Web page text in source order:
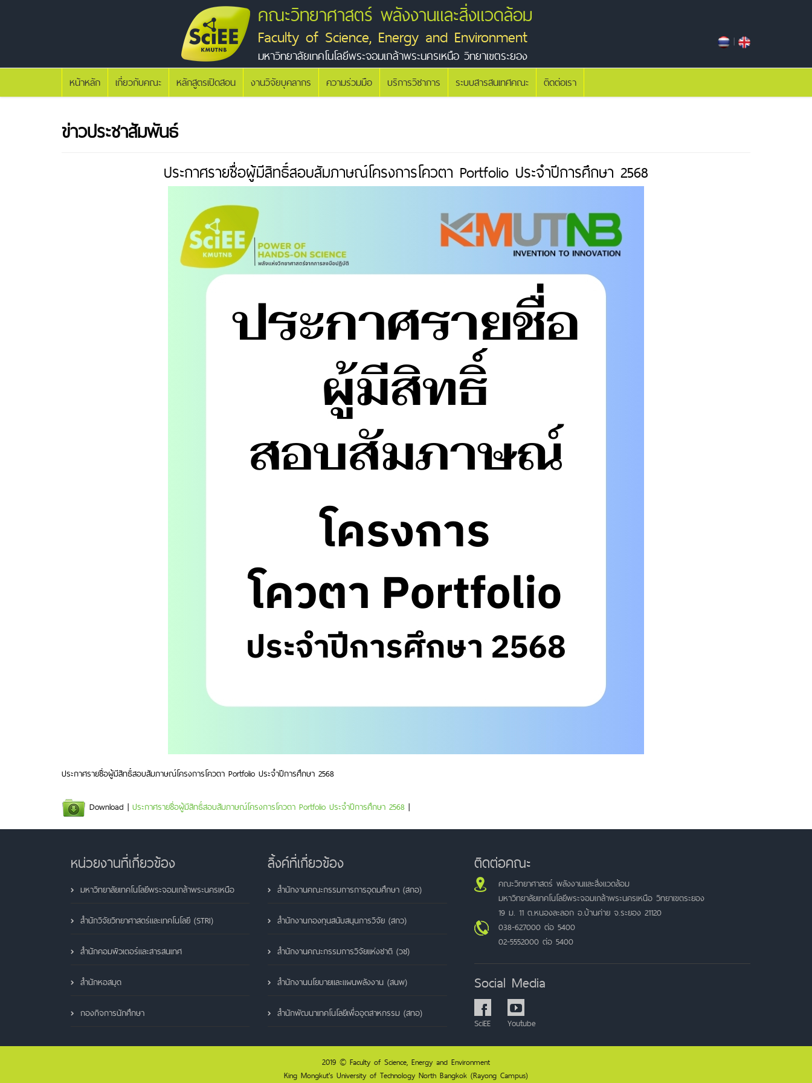
คณะวิทยาศาสตร์ พลังงานและสิ่งแวดล้อม
Faculty of Science, Energy and Environment
มหาวิทยาลัยเทคโนโลยีพระจอมเกล้าพระนครเหนือ วิทยาเขตระยอง
|
หน้าหลัก เกี่ยวกับคณะ หลักสูตรเปิดสอน งานวิจัยบุคลากร ความร่วมมือ บริการวิชาการ ระบบสารสนเทศคณะ ติดต่อเรา
ข่าวประชาสัมพันธ์
ประกาศรายชื่อผู้มีสิทธิ์สอบสัมภาษณ์โครงการโควตา Portfolio ประจำปีการศึกษา 2568
ประกาศรายชื่อผู้มีสิทธิ์สอบสัมภาษณ์โครงการโควตา Portfolio ประจำปีการศึกษา 2568
Download | ประกาศรายชื่อผู้มีสิทธิ์สอบสัมภาษณ์โครงการโควตา Portfolio ประจำปีการศึกษา 2568 |
หน่วยงานที่เกี่ยวข้อง
มหาวิทยาลัยเทคโนโลยีพระจอมเกล้าพระนครเหนือ
สำนักวิจัยวิทยาศาสตร์และเทคโนโลยี (STRI)
สำนักคอมพิวเตอร์และสารสนเทศ
สำนักหอสมุด
กองกิจการนักศึกษา
ลิ้งค์ที่เกี่ยวข้อง
สำนักงานคณะกรรมการการอุดมศึกษา (สกอ)
สำนักงานกองทุนสนับสนุนการวิจัย (สกว)
สำนักงานคณะกรรมการวิจัยแห่งชาติ (วช)
สำนักงานนโยบายและแผนพลังงาน (สนพ)
สำนักพัฒนาเทคโนโลยีเพื่ออุตสาหกรรม (สทอ)
ติดต่อคณะ
คณะวิทยาศาสตร์ พลังงานและสิ่งแวดล้อม
มหาวิทยาลัยเทคโนโลยีพระจอมเกล้าพระนครเหนือ วิทยาเขตระยอง
19 ม. 11 ต.หนองละลอก อ.บ้านค่าย จ.ระยอง 21120
038-627000 ต่อ 5400
02-5552000 ต่อ 5400
Social Media
SciEE Youtube
2019 © Faculty of Science, Energy and Environment
King Mongkut's University of Technology North Bangkok (Rayong Campus)